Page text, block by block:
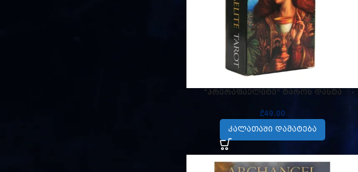
“პრერაფაელიტე” ტაროს დასტა
₾49.00
ᲙᲐᲚᲐᲗᲐᲨᲘ ᲓᲐᲛᲐᲢᲔᲑᲐ